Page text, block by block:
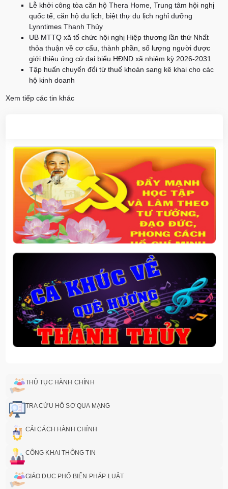
Lễ khởi công tòa căn hộ Thera Home, Trung tâm hội nghị
quốc tế, căn hộ du lịch, biệt thự du lịch nghỉ dưỡng
Lynntimes Thanh Thủy
UB MTTQ xã tổ chức hội nghị Hiệp thương lần thứ Nhất
thỏa thuận về cơ cấu, thành phần, số lượng người được
giới thiệu ứng cử đại biểu HĐND xã nhiệm kỳ 2026-2031
Tập huấn chuyển đổi từ thuế khoán sang kê khai cho các
hộ kinh doanh
Xem tiếp các tin khác
THỦ TỤC HÀNH CHÍNH
TRA CỨU HỒ SƠ QUA MẠNG
CẢI CÁCH HÀNH CHÍNH
CÔNG KHAI THÔNG TIN
GIÁO DỤC PHỔ BIẾN PHÁP LUẬT